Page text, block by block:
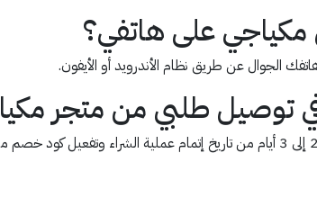
مكياجي على هاتفي؟
الجوال عن طريق نظام الأندرويد أو الأيفون.
توصيل طلبي من متجر